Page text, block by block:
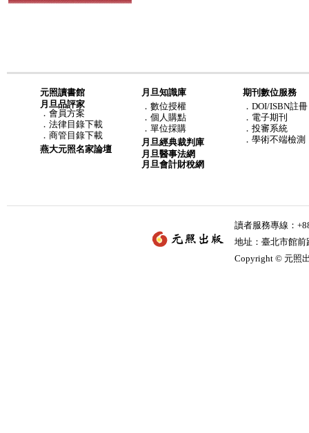
元照讀書館
月旦品評家
． 會員方案
． 法律目錄下載
． 商管目錄下載
燕大元照名家論壇
月旦知識庫
． 數位授權
． 個人購點
． 單位採購
月旦經典裁判庫
月旦醫事法網
月旦會計財稅網
期刊數位服務
．DOI/ISBN註冊
．電子期刊
．投審系統
．學術不端檢測
讀者服務專線：
地址：臺北市館
Copyright © 元照